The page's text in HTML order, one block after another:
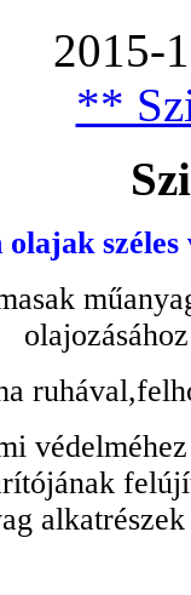
2015-
**